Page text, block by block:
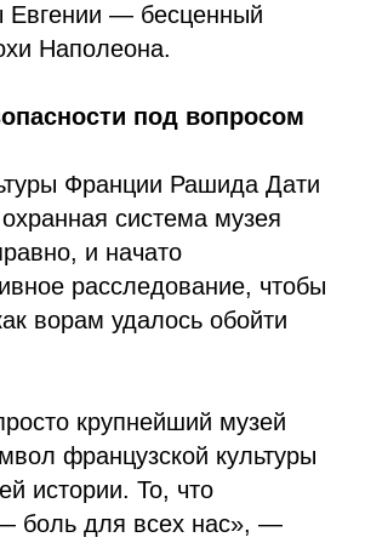
Евгении — бесценный
Наполеона.
под вопросом
Франции Рашида Дати
система музея
и начато
расследование, чтобы
ворам удалось обойти
крупнейший музей
французской культуры
истории. То, что
боль для всех нас», —